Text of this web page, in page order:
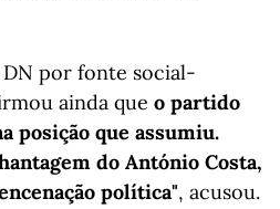
DN por fonte social-
ainda que o partido
posição que assumiu.
do António Costa,
política", acusou.